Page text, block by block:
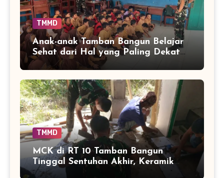
TMMD
Anak-anak Tamban Bangun Belajar
Sehat dari Hal yang Paling Dekat
dengan Keseharian
TMMD
MCK di RT 10 Tamban Bangun
Tinggal Sentuhan Akhir, Keramik
Capai 75 Persen